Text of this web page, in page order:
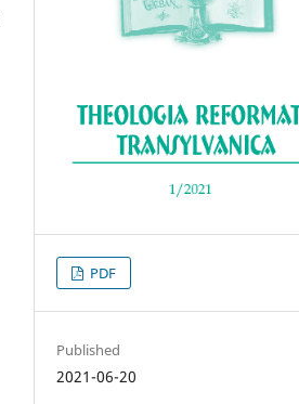
PDF
Published
2021-06-20